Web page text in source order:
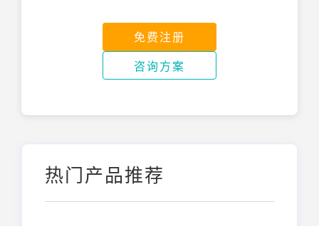
免费注册
咨询方案
热门产品推荐